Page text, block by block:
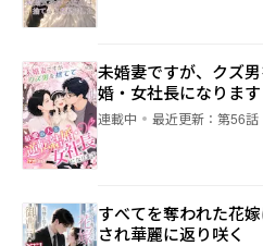
未婚妻ですが、クズ
婚・女社長になります
連載中 最近更新： 第56話
すべてを奪われた花
され華麗に返り咲く